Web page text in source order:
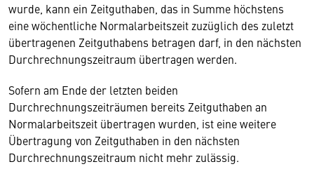
wurde, kann ein Zeitguthaben, das in Summe höchstens
eine wöchentliche Normalarbeitszeit zuzüglich des zuletzt
übertragenen Zeitguthabens betragen darf, in den nächsten
Durchrechnungszeitraum übertragen werden.
Sofern am Ende der letzten beiden
Durchrechnungszeiträumen bereits Zeitguthaben an
Normalarbeitszeit übertragen wurden, ist eine weitere
Übertragung von Zeitguthaben in den nächsten
Durchrechnungszeitraum nicht mehr zulässig.